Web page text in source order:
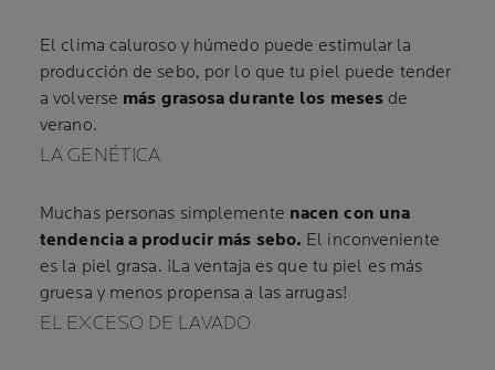
El clima caluroso y húmedo puede estimular la
producción de sebo, por lo que tu piel puede tender
a volverse más grasosa durante los meses de
verano.
LA GENÉTICA
Muchas personas simplemente nacen con una
tendencia a producir más sebo. El inconveniente
es la piel grasa. ¡La ventaja es que tu piel es más
gruesa y menos propensa a las arrugas!
EL EXCESO DE LAVADO